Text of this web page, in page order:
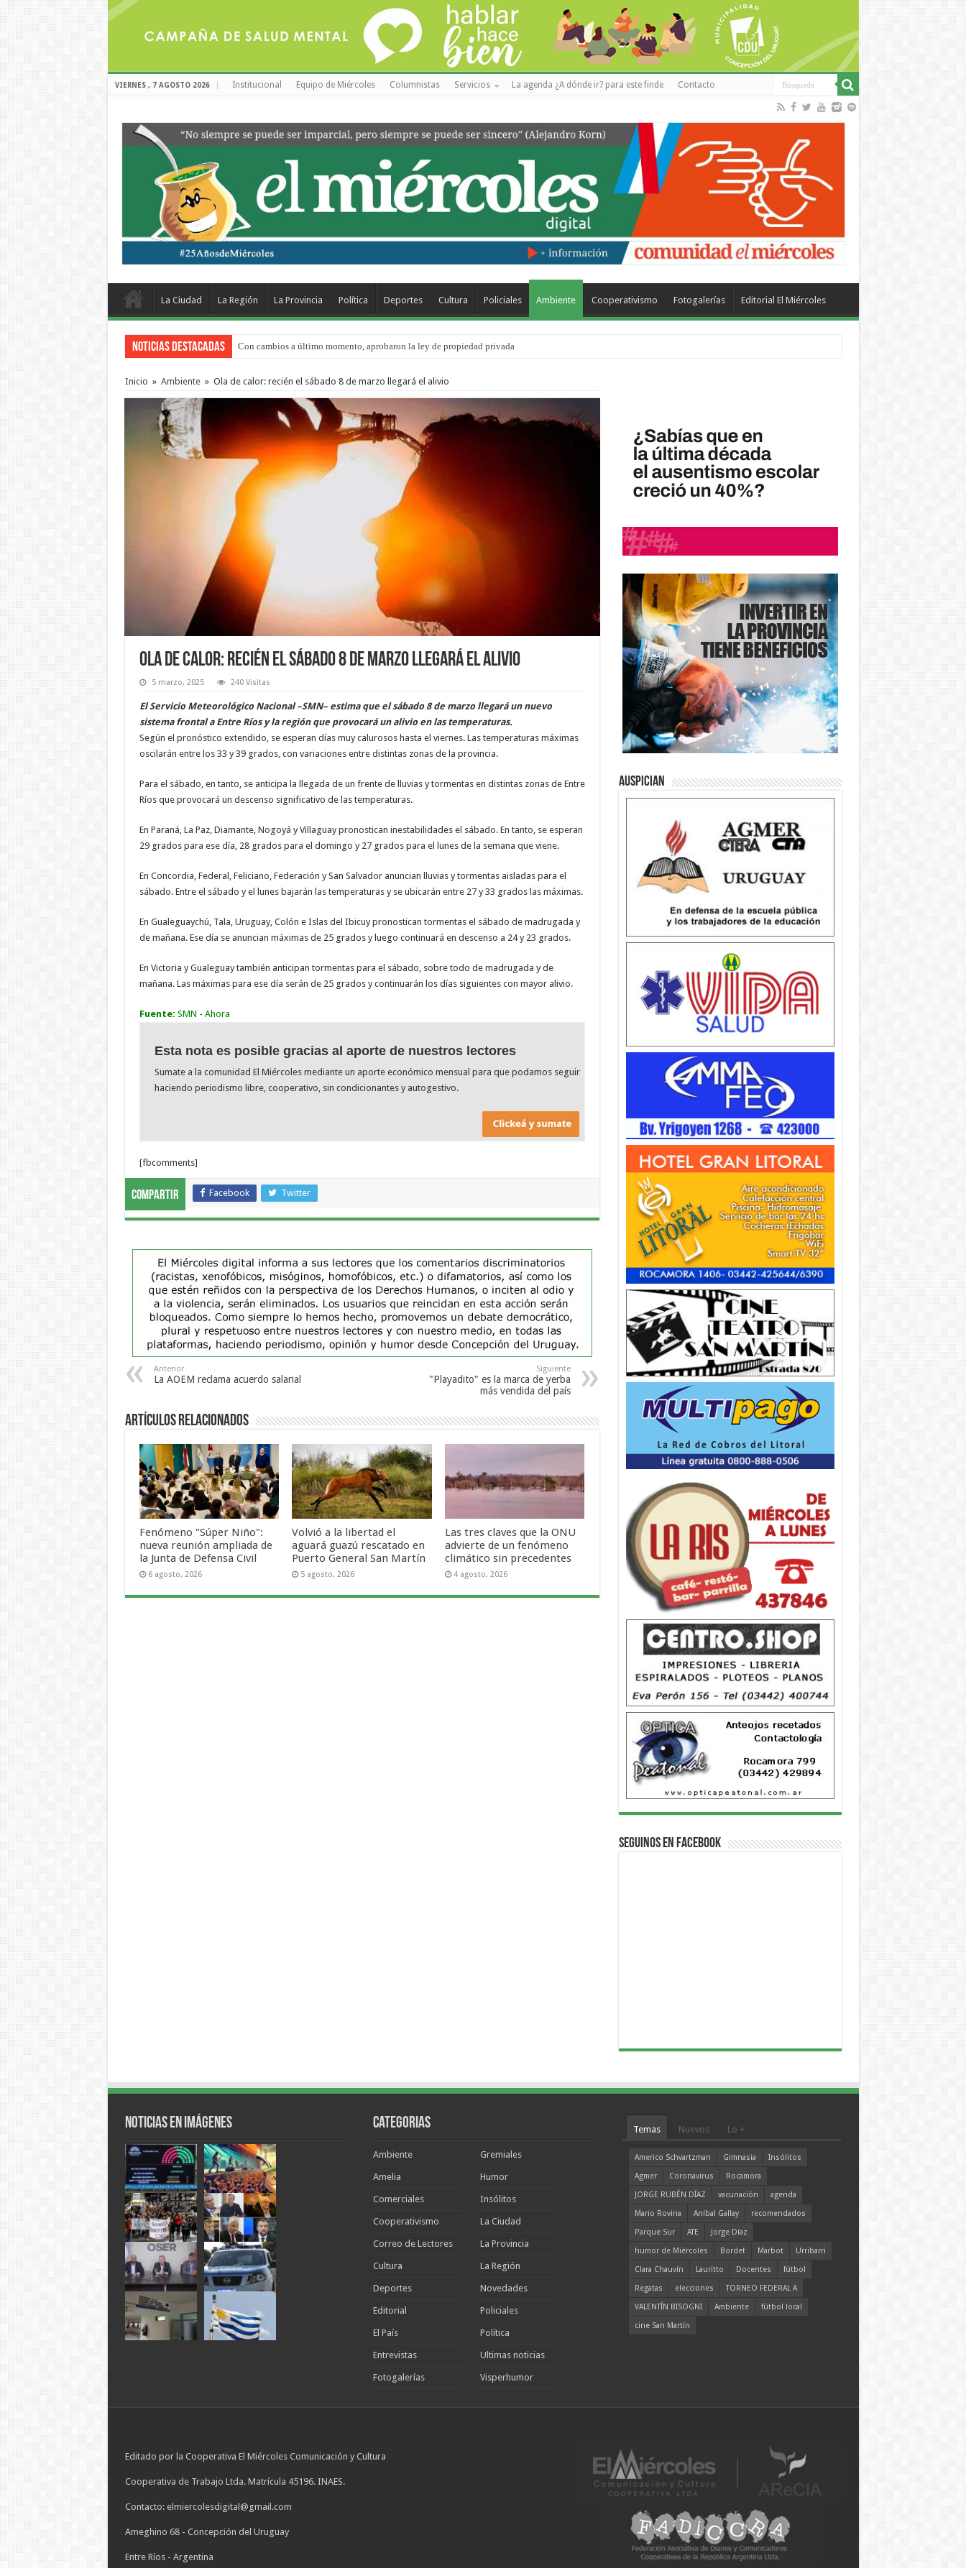
VIERNES , 7 AGOSTO 2026 Institucional Equipo de Miércoles Columnistas Servicios La agenda ¿A dónde ir? para este finde Contacto
La Ciudad La Región La Provincia Política Deportes Cultura Policiales Ambiente Cooperativismo Fotogalerías Editorial El Miércoles
Noticias Destacadas Con cambios a último momento, aprobaron la ley de propiedad privada
Inicio » Ambiente » Ola de calor: recién el sábado 8 de marzo llegará el alivio
Ola de calor: recién el sábado 8 de marzo llegará el alivio
5 marzo, 2025 240 Visitas
El Servicio Meteorológico Nacional –SMN– estima que el sábado 8 de marzo llegará un nuevo
sistema frontal a Entre Ríos y la región que provocará un alivio en las temperaturas.
Según el pronóstico extendido, se esperan días muy calurosos hasta el viernes. Las temperaturas máximas
oscilarán entre los 33 y 39 grados, con variaciones entre distintas zonas de la provincia.
Para el sábado, en tanto, se anticipa la llegada de un frente de lluvias y tormentas en distintas zonas de Entre
Ríos que provocará un descenso significativo de las temperaturas.
En Paraná, La Paz, Diamante, Nogoyá y Villaguay pronostican inestabilidades el sábado. En tanto, se esperan
29 grados para ese día, 28 grados para el domingo y 27 grados para el lunes de la semana que viene.
En Concordia, Federal, Feliciano, Federación y San Salvador anuncian lluvias y tormentas aisladas para el
sábado. Entre el sábado y el lunes bajarán las temperaturas y se ubicarán entre 27 y 33 grados las máximas.
En Gualeguaychú, Tala, Uruguay, Colón e Islas del Ibicuy pronostican tormentas el sábado de madrugada y
de mañana. Ese día se anuncian máximas de 25 grados y luego continuará en descenso a 24 y 23 grados.
En Victoria y Gualeguay también anticipan tormentas para el sábado, sobre todo de madrugada y de
mañana. Las máximas para ese día serán de 25 grados y continuarán los días siguientes con mayor alivio.
Fuente: SMN - Ahora
Esta nota es posible gracias al aporte de nuestros lectores
Sumate a la comunidad El Miércoles mediante un aporte económico mensual para que podamos seguir
haciendo periodismo libre, cooperativo, sin condicionantes y autogestivo.
[fbcomments]
Compartir Facebook Twitter
Anterior
La AOEM reclama acuerdo salarial
Siguiente
"Playadito" es la marca de yerba
más vendida del país
Artículos Relacionados
Fenómeno "Súper Niño":
nueva reunión ampliada de
la Junta de Defensa Civil
6 agosto, 2026
Volvió a la libertad el
aguará guazú rescatado en
Puerto General San Martín
5 agosto, 2026
Las tres claves que la ONU
advierte de un fenómeno
climático sin precedentes
4 agosto, 2026
Auspician
Seguinos en Facebook
Noticias en Imágenes Categorias
Ambiente
Amelia
Comerciales
Cooperativismo
Correo de Lectores
Cultura
Deportes
Editorial
El País
Entrevistas
Fotogalerías
Gremiales
Humor
Insólitos
La Ciudad
La Provincia
La Región
Novedades
Policiales
Política
Ultimas noticias
Visperhumor
Temas Nuevos Lo +
Americo Schvartzman Gimnasia
Insólitos
Agmer
Coronavirus
Rocamora
JORGE RUBÉN DÍAZ
vacunación
agenda
Mario Rovina
Aníbal Gallay
recomendados
Parque Sur
ATE
Jorge Díaz
humor de Miércoles
Bordet Marbot
Urribarri
Clara Chauvín
Lauritto Docentes
fútbol
Regatas
elecciones
TORNEO FEDERAL A
VALENTÍN BISOGNI
Ambiente
fútbol local
cine San Martín
Editado por la Cooperativa El Miércoles Comunicación y Cultura
Cooperativa de Trabajo Ltda. Matrícula 45196. INAES.
Contacto: elmiercolesdigital@gmail.com
Ameghino 68 - Concepción del Uruguay
Entre Ríos - Argentina